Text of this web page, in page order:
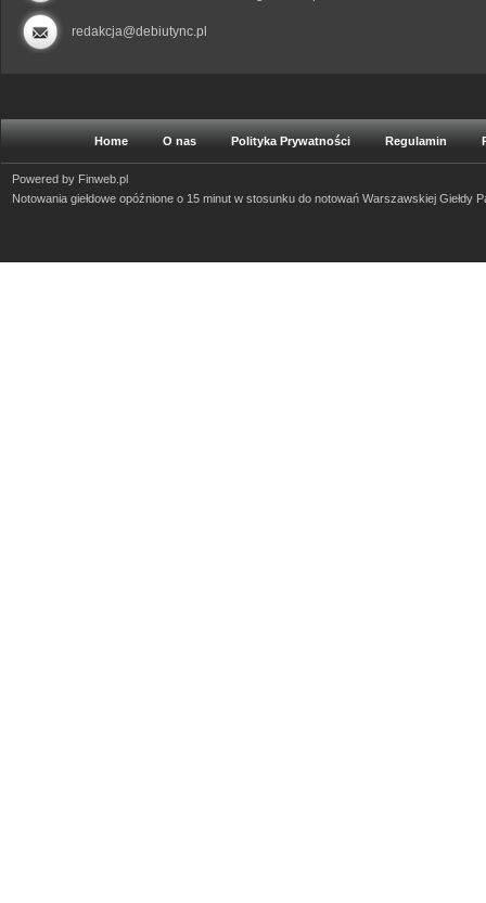
redakcja@debiutync.pl
Home O nas Polityka Prywatności Regulamin
Powered by Finweb.pl
Notowania giełdowe opóźnione o 15 minut w stosunku do notowań Warszawskiej Giełdy